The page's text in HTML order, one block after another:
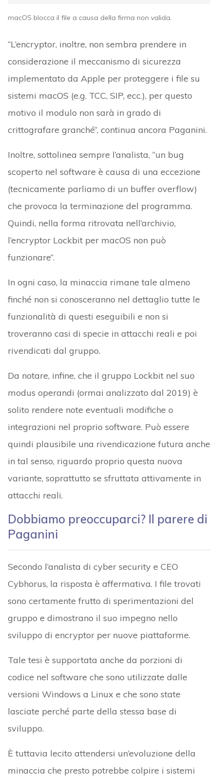
macOS blocca il file a causa della firma non valida.
“L’encryptor, inoltre, non sembra prendere in
considerazione il meccanismo di sicurezza
implementato da Apple per proteggere i file su
sistemi macOS (e.g. TCC, SIP, ecc.), per questo
motivo il modulo non sarà in grado di
crittografare granché”, continua ancora Paganini.
Inoltre, sottolinea sempre l’analista, “un bug
scoperto nel software è causa di una eccezione
(tecnicamente parliamo di un buffer overflow)
che provoca la terminazione del programma.
Quindi, nella forma ritrovata nell’archivio,
l’encryptor Lockbit per macOS non può
funzionare”.
In ogni caso, la minaccia rimane tale almeno
finché non si conosceranno nel dettaglio tutte le
funzionalità di questi eseguibili e non si
troveranno casi di specie in attacchi reali e poi
rivendicati dal gruppo.
Da notare, infine, che il gruppo Lockbit nel suo
modus operandi (ormai analizzato dal 2019) è
solito rendere note eventuali modifiche o
integrazioni nel proprio software. Può essere
quindi plausibile una rivendicazione futura anche
in tal senso, riguardo proprio questa nuova
variante, soprattutto se sfruttata attivamente in
attacchi reali.
Dobbiamo preoccuparci? Il parere di
Paganini
Secondo l’analista di cyber security e CEO
Cybhorus, la risposta è affermativa. I file trovati
sono certamente frutto di sperimentazioni del
gruppo e dimostrano il suo impegno nello
sviluppo di encryptor per nuove piattaforme.
Tale tesi è supportata anche da porzioni di
codice nel software che sono utilizzate dalle
versioni Windows a Linux e che sono state
lasciate perché parte della stessa base di
sviluppo.
È tuttavia lecito attendersi un’evoluzione della
minaccia che presto potrebbe colpire i sistemi